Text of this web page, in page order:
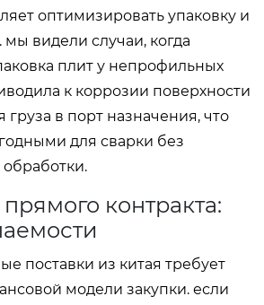
оптимизировать упаковку и
видели случаи, когда
плит у непрофильных
к коррозии поверхности
в порт назначения, что
для сварки без
контракта:
поставки из китая требует
модели закупки. если